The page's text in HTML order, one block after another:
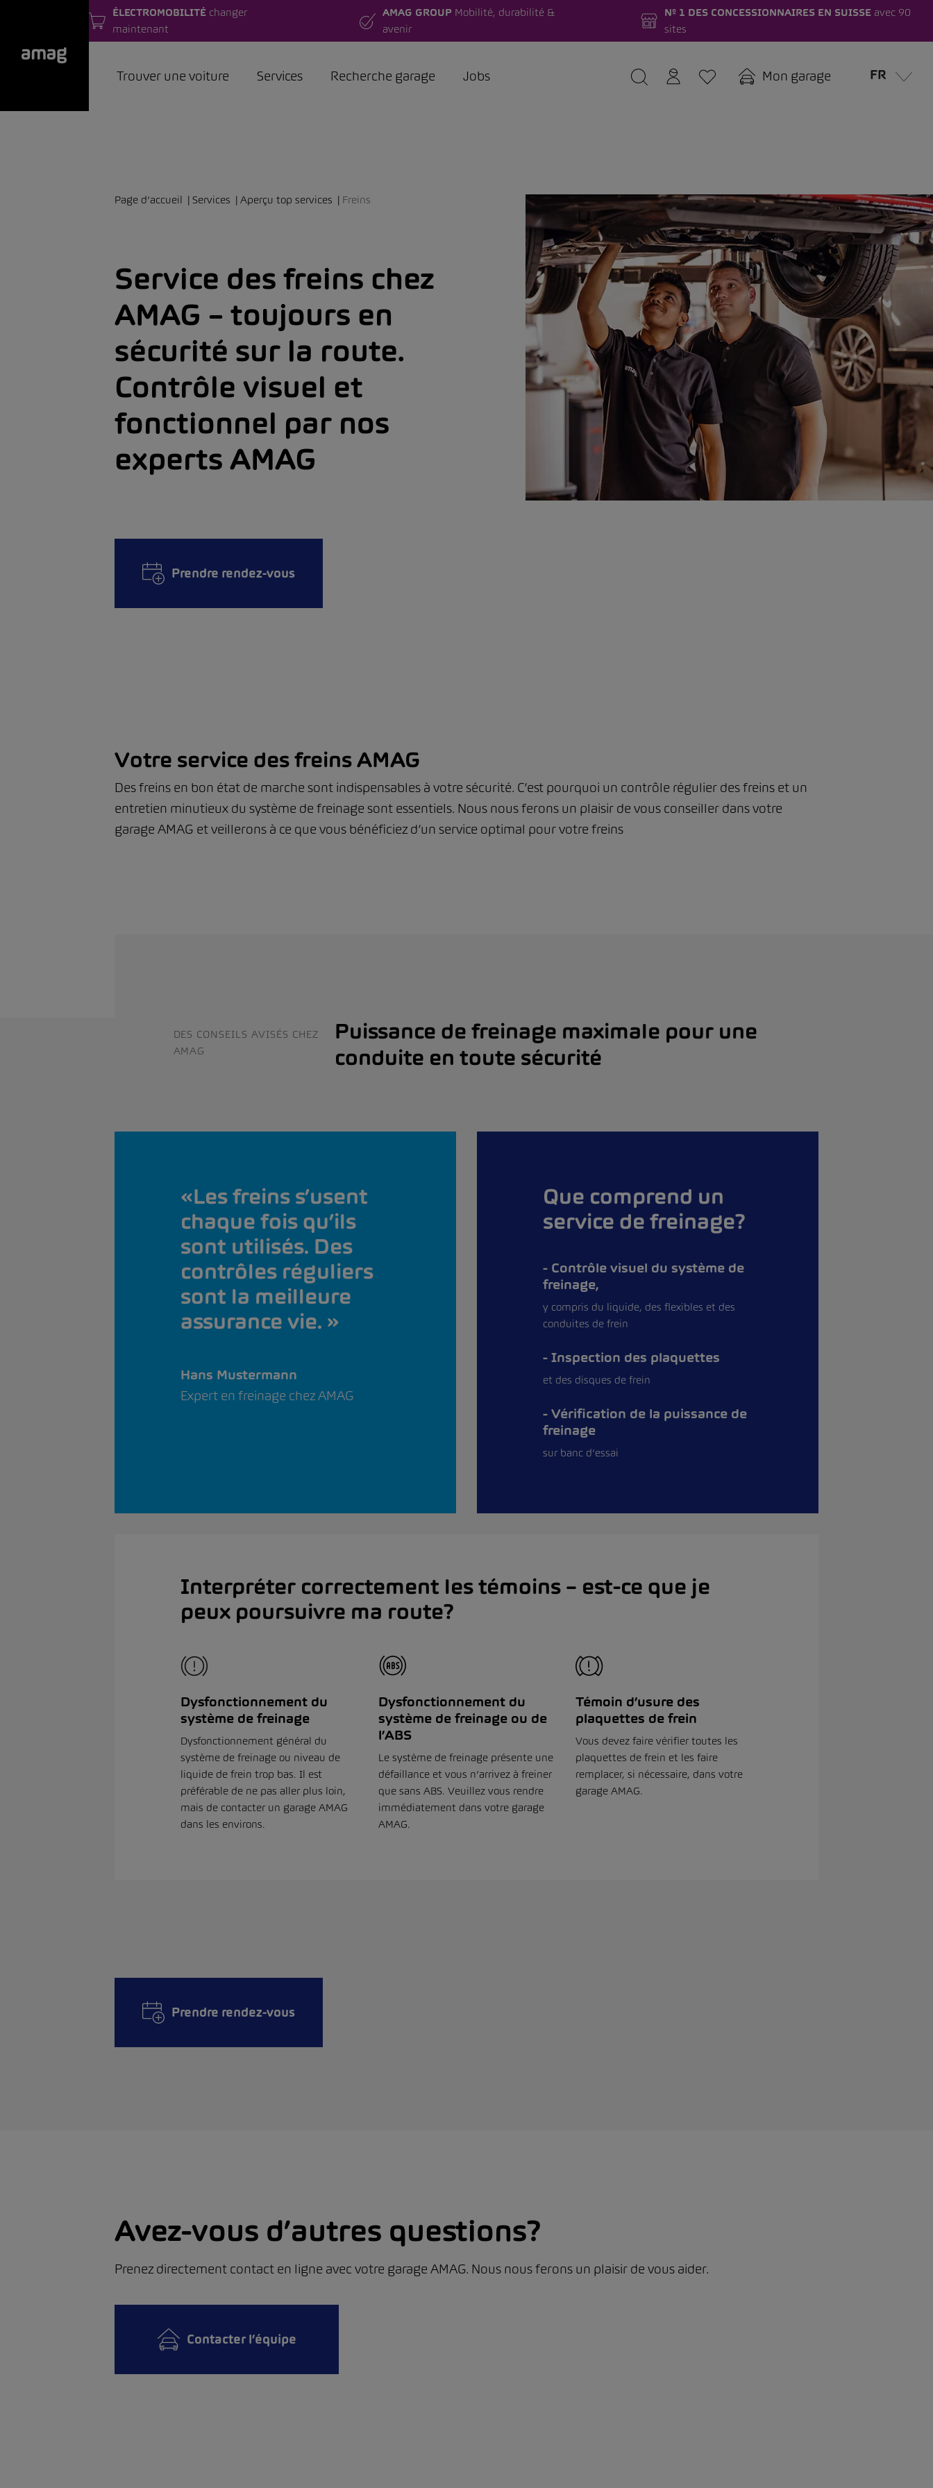
ÉLECTROMOBILITÉ changer
maintenant
AMAG GROUP Mobilité, durabilité &
avenir
Nº 1 DES CONCESSIONNAIRES EN SUISSEavec 90
sites
Trouver une voiture Services Recherche garage Jobs Mon garage FR
Page d’accueil Services Aperçu top services Freins
Service des freins chez
AMAG – toujours en
sécurité sur la route.
Contrôle visuel et
fonctionnel par nos
experts AMAG
Prendre rendez-vous
Votre service des freins AMAG
Des freins en bon état de marche sont indispensables à votre sécurité. C’est pourquoi un contrôle régulier des freins et un
entretien minutieux du système de freinage sont essentiels. Nous nous ferons un plaisir de vous conseiller dans votre
garage AMAG et veillerons à ce que vous bénéficiez d’un service optimal pour votre freins
DES CONSEILS AVISÉS CHEZ
AMAG
Puissance de freinage maximale pour une
conduite en toute sécurité
Les freins s’usent
chaque fois qu’ils
sont utilisés. Des
contrôles réguliers
sont la meilleure
assurance vie.
Hans Mustermann
Expert en freinage chez AMAG
Que comprend un
service de freinage?
Contrôle visuel du système de
freinage,
y compris du liquide, des flexibles et des
conduites de frein
Inspection des plaquettes
et des disques de frein
Vérification de la puissance de
freinage
sur banc d’essai
Interpréter correctement les témoins – est-ce que je
peux poursuivre ma route?
Dysfonctionnement du
système de freinage
Dysfonctionnement général du
système de freinage ou niveau de
liquide de frein trop bas. Il est
préférable de ne pas aller plus loin,
mais de contacter un garage AMAG
dans les environs.
Dysfonctionnement du
système de freinage ou de
l’ABS
Le système de freinage présente une
défaillance et vous n’arrivez à freiner
que sans ABS. Veuillez vous rendre
immédiatement dans votre garage
AMAG.
Témoin d’usure des
plaquettes de frein
Vous devez faire vérifier toutes les
plaquettes de frein et les faire
remplacer, si nécessaire, dans votre
garage AMAG.
Prendre rendez-vous
Avez-vous d’autres questions?
Prenez directement contact en ligne avec votre garage AMAG. Nous nous ferons un plaisir de vous aider.
Contacter l’équipe